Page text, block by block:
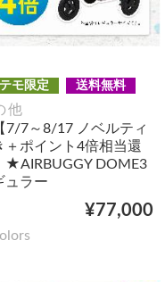
モ限定 送料無料
他
7～8/17 ノベルティ
＋ポイント4倍相当還
★AIRBUGGY DOME3
ュラー
¥77,000